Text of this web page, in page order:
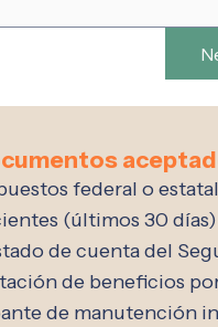
federal o
(últimos 30 días)
de cuenta del
de beneficios
de manutención